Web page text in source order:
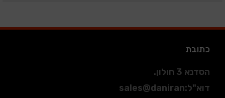
כתובת
הסדנא 3 חולון.
דוא"ל:
sales@daniran